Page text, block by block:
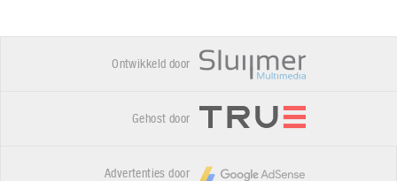
Ontwikkeld door
Gehost door
Advertenties door